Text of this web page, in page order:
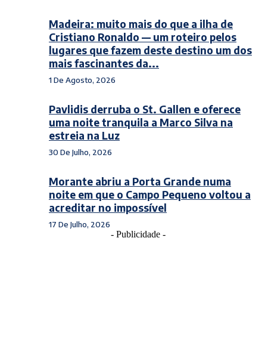
Madeira: muito mais do que a ilha de
Cristiano Ronaldo — um roteiro pelos
lugares que fazem deste destino um dos
mais fascinantes da...
1 De Agosto, 2026
Pavlidis derruba o St. Gallen e oferece
uma noite tranquila a Marco Silva na
estreia na Luz
30 De Julho, 2026
Morante abriu a Porta Grande numa
noite em que o Campo Pequeno voltou a
acreditar no impossível
17 De Julho, 2026
- Publicidade -